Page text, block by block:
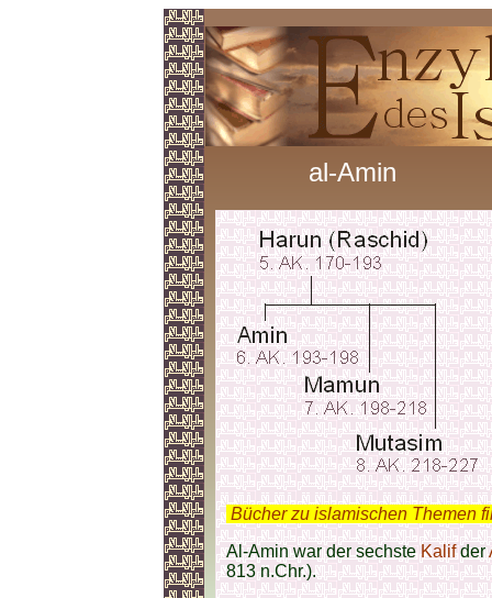
al-Amin
Bücher zu islamischen Themen
Al-Amin war der sechsteKalifder
813 n.Chr.).